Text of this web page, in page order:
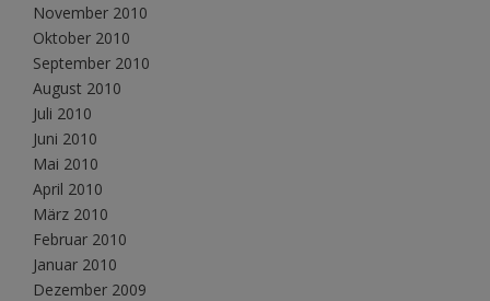
November 2010
Oktober 2010
September 2010
August 2010
Juli 2010
Juni 2010
Mai 2010
April 2010
März 2010
Februar 2010
Januar 2010
Dezember 2009